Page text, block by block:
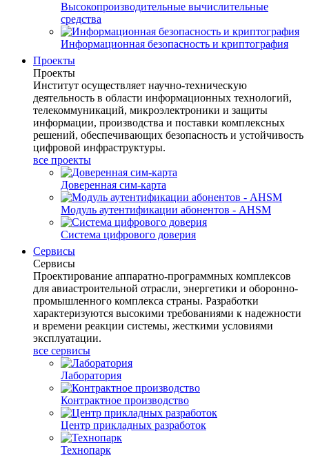
Высокопроизводительные вычислительные
средства
Информационная безопасность и криптография
Проекты
Проекты
Институт осуществляет научно-техническую
деятельность в области информационных технологий,
телекоммуникаций, микроэлектроники и защиты
информации, производства и поставки комплексных
решений, обеспечивающих безопасность и устойчивость
цифровой инфраструктуры.
все проекты
Доверенная сим-карта
Модуль аутентификации абонентов - AHSM
Система цифрового доверия
Сервисы
Сервисы
Проектирование аппаратно-программных комплексов
для авиастроительной отрасли, энергетики и оборонно-
промышленного комплекса страны. Разработки
характеризуются высокими требованиями к надежности
и времени реакции системы, жесткими условиями
эксплуатации.
все сервисы
Лаборатория
Контрактное производство
Центр прикладных разработок
Технопарк